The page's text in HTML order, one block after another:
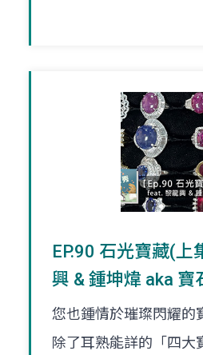
EP.90 石光寶藏(上
興 & 鍾坤煒 aka 寶
您也鍾情於璀璨閃耀的
除了耳熟能詳的「四大